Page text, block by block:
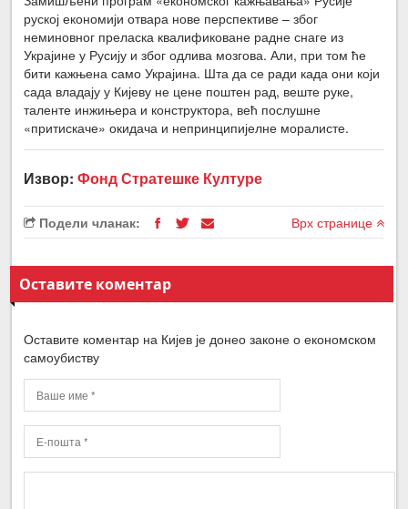
руској економији отвара нове перспективе – због
неминовног преласка квалификоване радне снаге из
Украјине у Русију и због одлива мозгова. Али, при том ће
бити кажњена само Украјина. Шта да се ради када они који
сада владају у Кијеву не цене поштен рад, веште руке,
таленте инжињера и конструктора, већ послушне
«притискаче» окидача и непринципијелне моралисте.
Извор:Фонд Стратешке Културе
Подели чланак: Врх странице
Оставите коментар
Оставите коментар на Кијев је донео законе о економском
самоубиству